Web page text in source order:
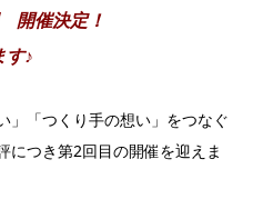
開催決定！
す♪
」「つくり手の想い」をつなぐ
につき第2回目の開催を迎えま